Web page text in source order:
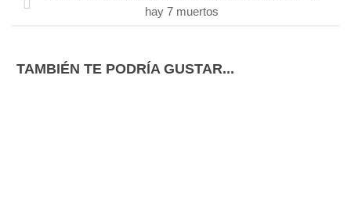
hay 7 muertos
TAMBIÉN TE PODRÍA GUSTAR...